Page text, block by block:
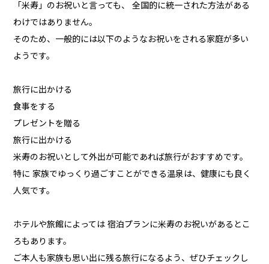
「米寿」のお祝いと言っても、 全国的に統一された方法がある
わけではありません。
そのため、一般的には以下のようなお祝いをされる家庭が多い
ようです。
旅行に出かける
食事をする
プレゼントを贈る
旅行に出かける
米寿のお祝いとして外出が可能であれば旅行がおすすめです。
特に 家族でゆっくり過ごすことができる温泉は、健康にも良く
人気です。
ホテルや旅館によっては 宿泊プランに米寿のお祝いがあるとこ
ろもあります。
ご本人も家族も思い出に残る旅行になるよう、ぜひチェックし